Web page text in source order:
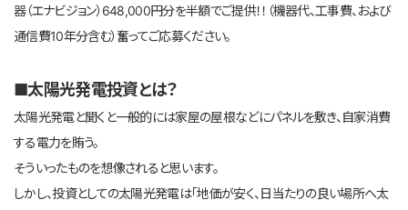
器（エナビジョン）648,000円分を半額でご提供！！（機器代、工事費、および
通信費10年分含む）奮ってご応募ください。
■太陽光発電投資とは？
太陽光発電と聞くと一般的には家屋の屋根などにパネルを敷き、自家消費
する電力を賄う。
そういったものを想像されると思います。
しかし、投資としての太陽光発電は「地価が安く、日当たりの良い場所へ太